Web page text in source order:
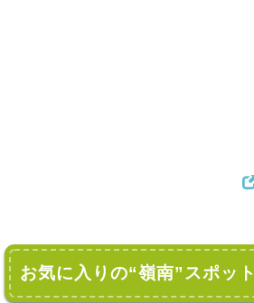
お気に入りの“嶺南”スポット